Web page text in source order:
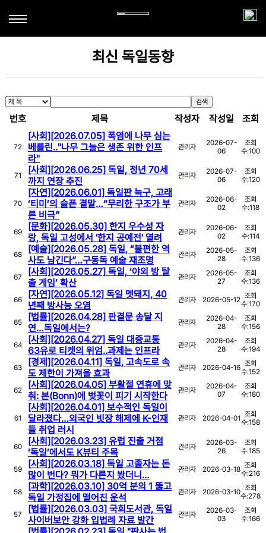
학과소개
전공소개
연혁
교육과정
졸업후진로
학과활동
해외연수프로그램
해오름회
게시판
공지사항
취업정보
최신 독일동향
독일어학습자료
TestDaF시험센터
최신 독일동향
검색
번호 제목 작성자 작성일 조회
72
[사회][2026.07.05] 폭염에 나무 심는
베를린‥"나무 그늘은 생존 위한 인프
라"
관리자
2026-07-
06
조회
수:100
71
[사회][2026.06.25] 독일, 정년 70세
까지 연장 추진
관리자
2026-07-
06
조회
수:120
70
[자연][2026.06.01] 독일판 늑구, 고래
‘티미’의 슬픈 결말…“무리한 구조가 부
른 비극”
관리자
2026-06-
02
조회
수:118
69
[문화][2026.05.30] 한지 우수성 자
랑, 독일 고성에서 '한지 공예전' 열려
관리자
2026-06-
02
조회
수:114
68
[예술][2026.05.28] 독일, “불편한 역
사도 남긴다”…구동독 예술 재조명
관리자
2026-05-
28
조회
수:136
67
[사회][2026.05.27] 독일, ‘야외 방 탈
출 게임’ 확산
관리자
2026-05-
27
조회
수:136
66
[자연][2026.05.12] 독일 멧돼지, 40
년째 방사능 오염
관리자 2026-05-12 조회
수:170
65
[법률][2026.04.28] 판결문 송달 지
연…독일에서는?
관리자
2026-04-
28
조회
수:156
64
[사회][2026.04.27] 독일 대중교통
63유로 티켓의 위엄‥과제는 인프라
관리자
2026-04-
28
조회
수:194
63
[경제][2026.04.11] 독일, 고속도로 속
도 제한이 가져올 효과
관리자 2026-04-16 조회
수:152
62
[사회][2026.04.05] 부활절 연휴에 맞
춰: 본(Bonn)에 벚꽃이 피기 시작한다
관리자
2026-04-
07
조회
수:180
61
[사회][2026.04.01] 보수적인 독일이
달라졌다…외국인 빗장 해제에 K-인재
들 취업 러시
관리자 2026-04-01 조회
수:158
60
[사회][2026.03.23] 유럽 진출 거점
‘독일’에서도 K뷰티 주목
관리자
2026-03-
26
조회
수:185
59
[사회][2026.03.18] 독일 고졸자는 돈
많이 번다? 뭐가 다른지 봤더니…
관리자 2026-03-18 조회
수:216
58
[과학][2026.03.10] 30억 분의 1 뚫고
독일 가정집에 떨어진 운석
관리자 2026-03-10 조회
수:278
57
[법률][2026.03.03] 국회도서관, 독일
사이버보안 강화 입법례 자료 발간
관리자
2026-03-
03
조회
수:166